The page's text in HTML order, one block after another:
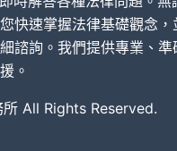
快速掌握法律基礎觀念，
諮詢。我們提供專業、
。
All Rights Reserved.